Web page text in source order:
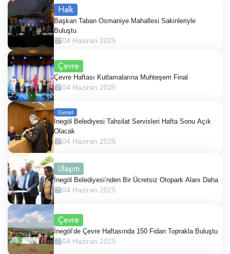
Halk
Başkan Taban Osmaniye Mahallesi Sakinleriyle
Buluştu
04 Haziran 2025
Çevre
Çevre Haftası Kutlamalarına Muhteşem Final
04 Haziran 2025
Genel
İnegöl Belediyesi Tahsilat Servisleri Hafta Sonu Açık
Olacak
04 Haziran 2025
Ulaşım
İnegöl Belediyesi’nden Bir Ücretsiz Otopark Alanı Daha
04 Haziran 2025
Çevre
İnegöl’de Çevre Haftasında 150 Fidan Toprakla Buluştu
04 Haziran 2025